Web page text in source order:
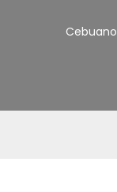
Cebuano